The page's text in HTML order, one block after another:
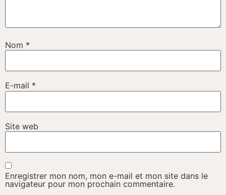
Nom *
E-mail *
Site web
Enregistrer mon nom, mon e-mail et mon site dans le
navigateur pour mon prochain commentaire.